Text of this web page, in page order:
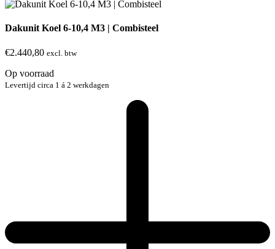
Dakunit Koel 6-10,4 M3 | Combisteel
€2.440,80 excl. btw
Op voorraad
Levertijd circa 1 á 2 werkdagen